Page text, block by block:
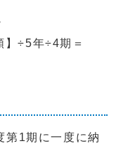
÷5年÷4期＝
第1期に一度に納